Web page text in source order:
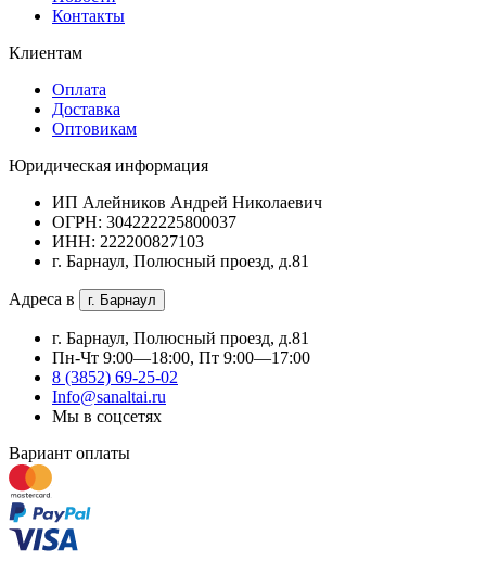
Контакты
Клиентам
Оплата
Доставка
Оптовикам
Юридическая информация
ИП Алейников Андрей Николаевич
ОГРН: 304222225800037
ИНН: 222200827103
г. Барнаул, Полюсный проезд, д.81
Адреса в г. Барнаул
г. Барнаул, Полюсный проезд, д.81
Пн-Чт 9:00—18:00, Пт 9:00—17:00
8 (3852) 69-25-02
Info@sanaltai.ru
Мы в соцсетях
Вариант оплаты